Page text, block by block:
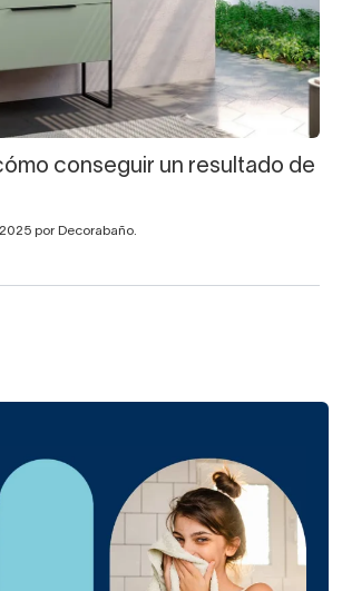
conseguir un resultado de
por Decorabaño.